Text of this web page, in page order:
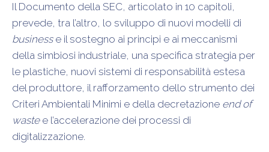
Il Documento della SEC, articolato in 10 capitoli,
prevede, tra l’altro, lo sviluppo di nuovi modelli di
businesse il sostegno ai principi e ai meccanismi
della simbiosi industriale, una specifica strategia per
le plastiche, nuovi sistemi di responsabilità estesa
del produttore, il rafforzamento dello strumento dei
Criteri Ambientali Minimi e della decretazione end of
wastee l’accelerazione dei processi di
digitalizzazione.